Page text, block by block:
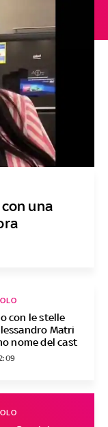
una
con le stelle
Matri
nome del cast